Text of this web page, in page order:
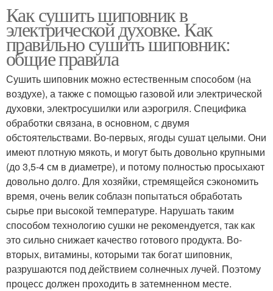
Как сушить шиповник в
электрической духовке. Как
правильно сушить шиповник:
общие правила
Сушить шиповник можно естественным способом (на
воздухе), а также с помощью газовой или электрической
духовки, электросушилки или аэрогриля. Специфика
обработки связана, в основном, с двумя
обстоятельствами. Во-первых, ягоды сушат целыми. Они
имеют плотную мякоть, и могут быть довольно крупными
(до 3,5-4 см в диаметре), и потому полностью просыхают
довольно долго. Для хозяйки, стремящейся сэкономить
время, очень велик соблазн попытаться обработать
сырье при высокой температуре. Нарушать таким
способом технологию сушки не рекомендуется, так как
это сильно снижает качество готового продукта. Во-
вторых, витамины, которыми так богат шиповник,
разрушаются под действием солнечных лучей. Поэтому
процесс должен проходить в затемненном месте.